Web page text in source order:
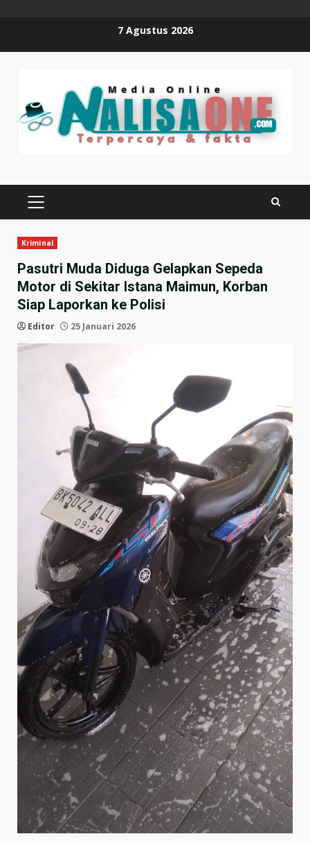
7 Agustus 2026
PRIMARY
Kriminal
Pasutri Muda Diduga Gelapkan Sepeda
Motor di Sekitar Istana Maimun, Korban
Siap Laporkan ke Polisi
Editor 25 Januari 2026